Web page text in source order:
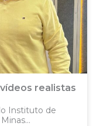
realistas
Instituto de